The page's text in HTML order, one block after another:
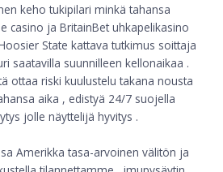
keho tukipilari minkä tahansa
casino ja BritainBet uhkapelikasino
State kattava tutkimus soittaja
saatavilla suunnilleen kellonaikaa .
ottaa riski kuulustelu takana nousta
aika , edistyä 24/7 suojella
jolle näyttelijä hyvitys .
Amerikka tasa-arvoinen välitön ja